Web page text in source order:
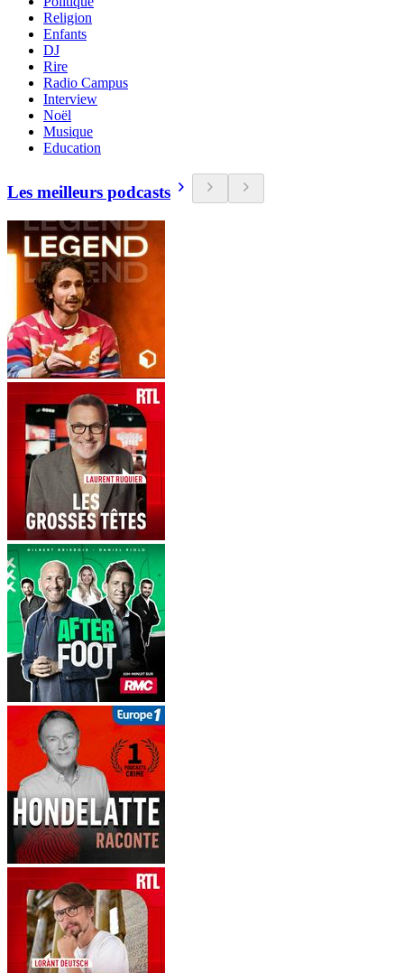
Religion
Enfants
DJ
Rire
Radio Campus
Interview
Noël
Musique
Education
Les meilleurs podcasts